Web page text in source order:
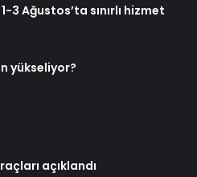
3 Ağustos’ta sınırlı hizmet
yükseliyor?
açıklandı